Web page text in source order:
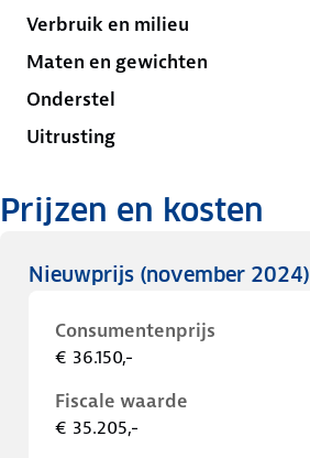
Verbruik en milieu
Maten en gewichten
Onderstel
Uitrusting
Prijzen en kosten
Nieuwprijs (november 2024)
Consumentenprijs
€ 36.150,-
Fiscale waarde
€ 35.205,-